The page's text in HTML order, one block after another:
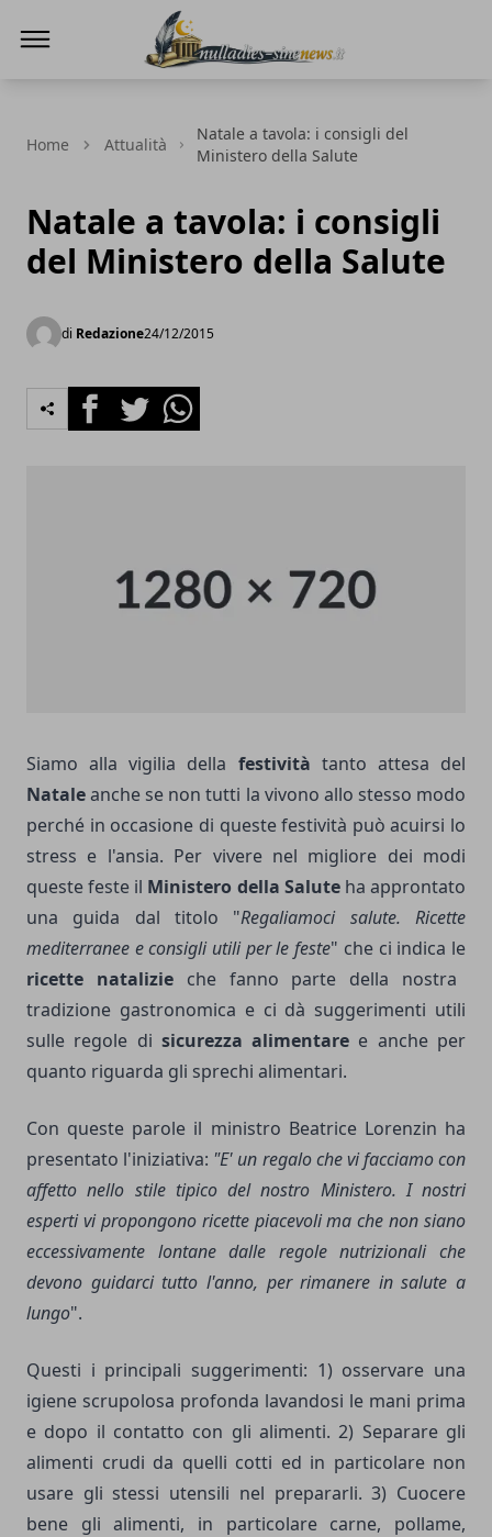
Home Attualità
Natale a tavola: i consigli del
Ministero della Salute
Natale a tavola: i consigli
del Ministero della Salute
di Redazione24/12/2015
FacebookTwitterWhatsapp
Siamo alla vigilia della festività tanto attesa del
Nataleanche se non tutti la vivono allo stesso modo
perché in occasione di questefestività può acuirsi lo
stress e l'ansia. Per vivere nel migliore dei modi
queste feste il Ministero della Saluteha approntato
una guida dal titolo "Regaliamoci salute. Ricette
mediterranee e consigli utili per le feste" che ci indica le
ricette natalizieche fanno parte della nostra
tradizione gastronomica e ci dà suggerimenti utili
sulle regole di sicurezza alimentare e anche per
quanto riguarda gli sprechi alimentari.
Con queste parole il ministro Beatrice Lorenzin ha
presentato l'iniziativa: "E' un regalo che vi facciamo con
affetto nello stile tipico del nostro Ministero. I nostri
esperti vi propongono ricette piacevoli ma che non siano
eccessivamente lontane dalle regole nutrizionali che
devono guidarci tutto l'anno, per rimanere in salute a
lungo".
Questi i principali suggerimenti: 1) osservare una
igiene scrupolosa profonda lavandosi le mani prima
e dopo il contatto con gli alimenti. 2) Separare gli
alimenti crudi da quelli cotti ed in particolare non
usare gli stessi utensili nel prepararli. 3) Cuocere
bene gli alimenti, in particolare carne, pollame,